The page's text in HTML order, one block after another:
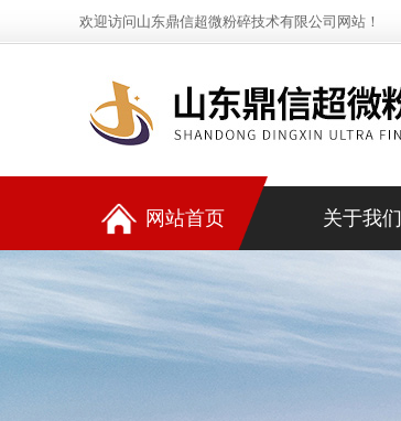
欢迎访问山东鼎信超微粉碎技术有限公司网站！
网站首页 关于我们